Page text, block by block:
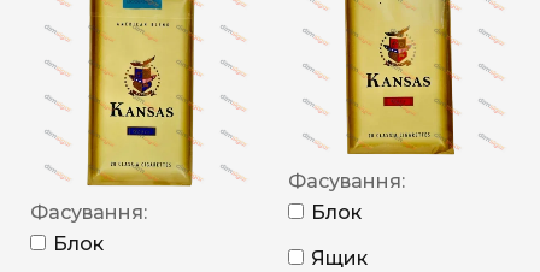
Фасування:
Блок
Фасування:
Блок
Ящик